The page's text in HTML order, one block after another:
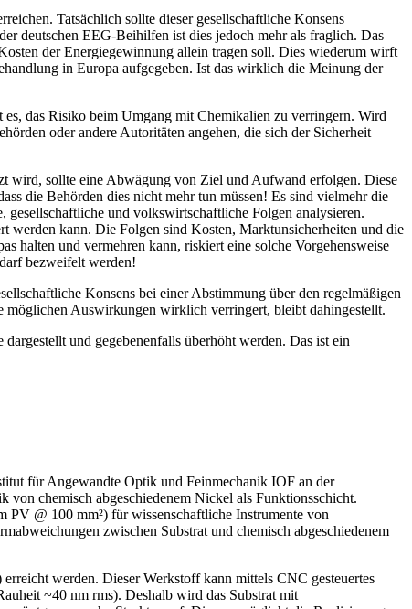
Tatsächlich sollte dieser gesellschaftliche Konsens
deutschen EEG-Beihilfen ist dies jedoch mehr als fraglich. Das
der Energiegewinnung allein tragen soll. Dies wiederum wirft
in Europa aufgegeben. Ist das wirklich die Meinung der
das Risiko beim Umgang mit Chemikalien zu verringern. Wird
oder andere Autoritäten angehen, die sich der Sicherheit
wird, sollte eine Abwägung von Ziel und Aufwand erfolgen. Diese
die Behörden dies nicht mehr tun müssen! Es sind vielmehr die
gesellschaftliche und volkswirtschaftliche Folgen analysieren.
werden kann. Die Folgen sind Kosten, Marktunsicherheiten und die
halten und vermehren kann, riskiert eine solche Vorgehensweise
bezweifelt werden!
Konsens bei einer Abstimmung über den regelmäßigen
möglichen Auswirkungen wirklich verringert, bleibt dahingestellt.
und gegebenenfalls überhöht werden. Das ist ein
für Angewandte Optik und Feinmechanik IOF an der
chemisch abgeschiedenem Nickel als Funktionsschicht.
@ 100 mm²) für wissenschaftliche Instrumente von
zwischen Substrat und chemisch abgeschiedenem
werden. Dieser Werkstoff kann mittels CNC gesteuertes
~40 nm rms). Deshalb wird das Substrat mit